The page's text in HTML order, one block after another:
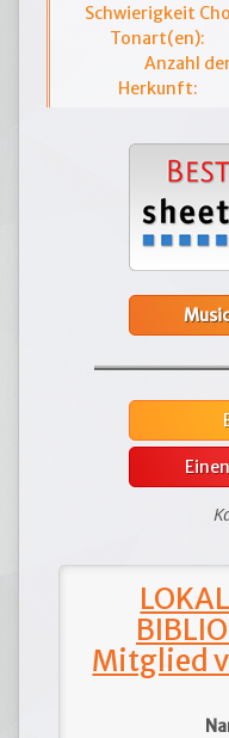
Schwierigkeit
Tonart(en):
Anzahl
Herkunft:
Mitglied